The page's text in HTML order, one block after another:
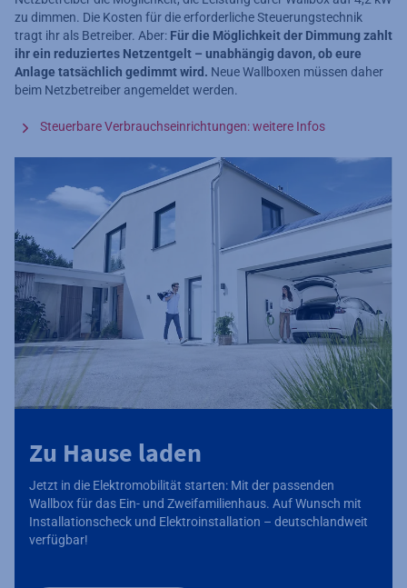
zu dimmen. Die Kosten für die erforderliche Steuerungstechnik
tragt ihr als Betreiber. Aber: Für die Möglichkeit der Dimmung zahlt
ihr ein reduziertes Netzentgelt – unabhängig davon, ob eure
Anlage tatsächlich gedimmt wird. Neue Wallboxen müssen daher
beim Netzbetreiber angemeldet werden.
Steuerbare Verbrauchseinrichtungen: weitere Infos
Zu Hause laden
Jetzt in die Elektromobilität starten: Mit der passenden
Wallbox für das Ein- und Zweifamilienhaus. Auf Wunsch mit
Installationscheck und Elektroinstallation – deutschlandweit
verfügbar!